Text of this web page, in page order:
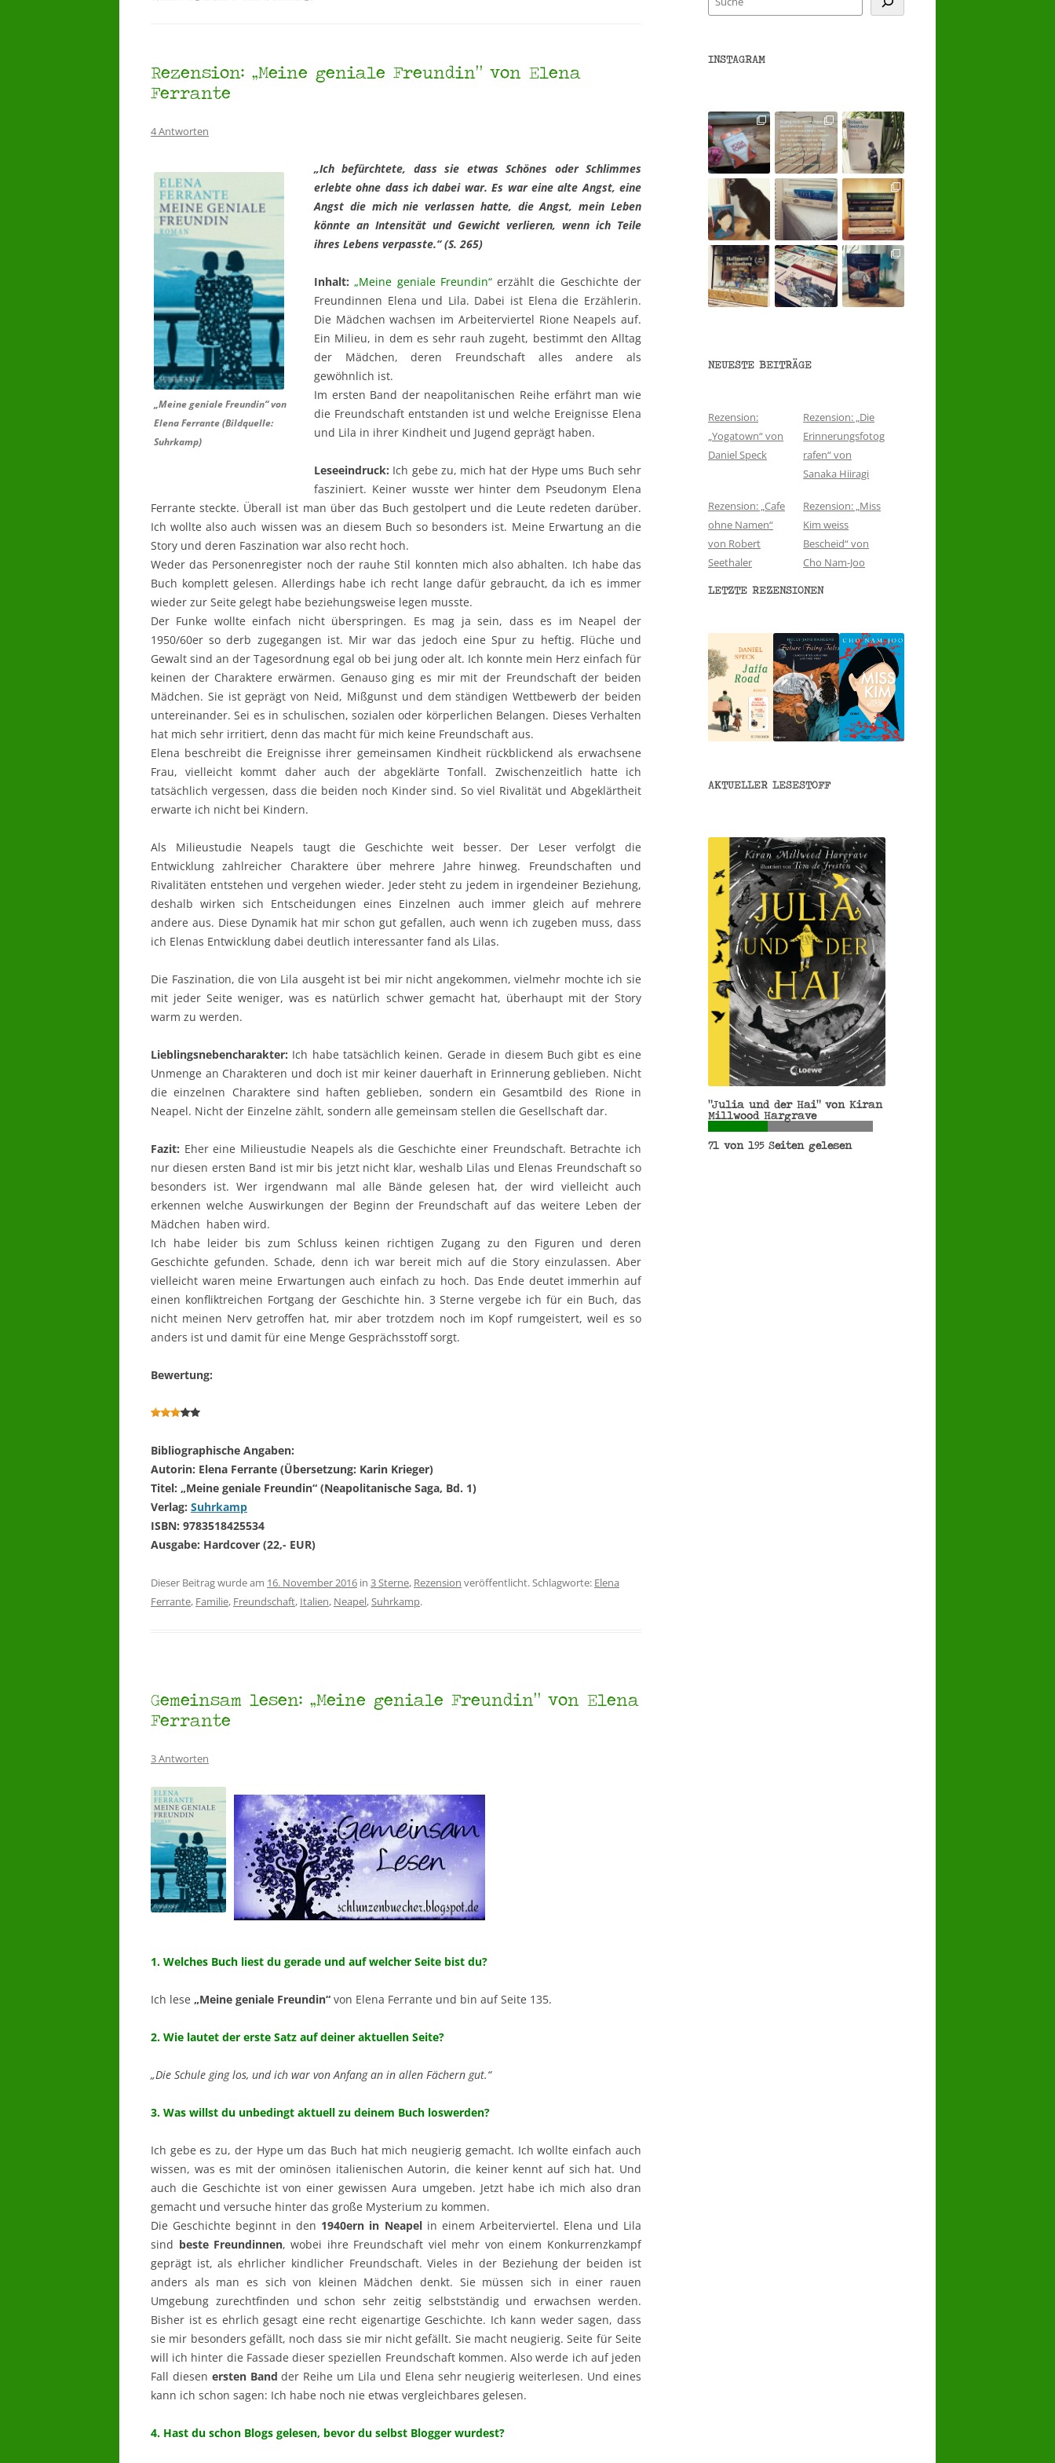
Rezension: „Meine geniale Freundin“ von Elena
Ferrante
4 Antworten
„Meine geniale Freundin“ von
Elena Ferrante (Bildquelle:
Suhrkamp)
„Ich befürchtete, dass sie etwas Schönes oder Schlimmes
erlebte ohne dass ich dabei war. Es war eine alte Angst, eine
Angst die mich nie verlassen hatte, die Angst, mein Leben
könnte an Intensität und Gewicht verlieren, wenn ich Teile
ihres Lebens verpasste.“ (S. 265)
Inhalt: „Meine geniale Freundin“erzählt die Geschichte der
Freundinnen Elena und Lila. Dabei ist Elena die Erzählerin.
Die Mädchen wachsen im Arbeiterviertel Rione Neapels auf.
Ein Milieu, in dem es sehr rauh zugeht, bestimmt den Alltag
der Mädchen, deren Freundschaft alles andere als
gewöhnlich ist.
Im ersten Band der neapolitanischen Reihe erfährt man wie
die Freundschaft entstanden ist und welche Ereignisse Elena
und Lila in ihrer Kindheit und Jugend geprägt haben.
Leseeindruck: Ich gebe zu, mich hat der Hype ums Buch sehr
fasziniert. Keiner wusste wer hinter dem Pseudonym Elena
Ferrante steckte. Überall ist man über das Buch gestolpert und die Leute redeten darüber.
Ich wollte also auch wissen was an diesem Buch so besonders ist. Meine Erwartung an die
Story und deren Faszination war also recht hoch.
Weder das Personenregister noch der rauhe Stil konnten mich also abhalten. Ich habe das
Buch komplett gelesen. Allerdings habe ich recht lange dafür gebraucht, da ich es immer
wieder zur Seite gelegt habe beziehungsweise legen musste.
Der Funke wollte einfach nicht überspringen. Es mag ja sein, dass es im Neapel der
1950/60er so derb zugegangen ist. Mir war das jedoch eine Spur zu heftig. Flüche und
Gewalt sind an der Tagesordnung egal ob bei jung oder alt. Ich konnte mein Herz einfach für
keinen der Charaktere erwärmen. Genauso ging es mir mit der Freundschaft der beiden
Mädchen. Sie ist geprägt von Neid, Mißgunst und dem ständigen Wettbewerb der beiden
untereinander. Sei es in schulischen, sozialen oder körperlichen Belangen. Dieses Verhalten
hat mich sehr irritiert, denn das macht für mich keine Freundschaft aus.
Elena beschreibt die Ereignisse ihrer gemeinsamen Kindheit rückblickend als erwachsene
Frau, vielleicht kommt daher auch der abgeklärte Tonfall. Zwischenzeitlich hatte ich
tatsächlich vergessen, dass die beiden noch Kinder sind. So viel Rivalität und Abgeklärtheit
erwarte ich nicht bei Kindern.
Als Milieustudie Neapels taugt die Geschichte weit besser. Der Leser verfolgt die
Entwicklung zahlreicher Charaktere über mehrere Jahre hinweg. Freundschaften und
Rivalitäten entstehen und vergehen wieder. Jeder steht zu jedem in irgendeiner Beziehung,
deshalb wirken sich Entscheidungen eines Einzelnen auch immer gleich auf mehrere
andere aus. Diese Dynamik hat mir schon gut gefallen, auch wenn ich zugeben muss, dass
ich Elenas Entwicklung dabei deutlich interessanter fand als Lilas.
Die Faszination, die von Lila ausgeht ist bei mir nicht angekommen, vielmehr mochte ich sie
mit jeder Seite weniger, was es natürlich schwer gemacht hat, überhaupt mit der Story
warm zu werden.
Lieblingsnebencharakter: Ich habe tatsächlich keinen. Gerade in diesem Buch gibt es eine
Unmenge an Charakteren und doch ist mir keiner dauerhaft in Erinnerung geblieben. Nicht
die einzelnen Charaktere sind haften geblieben, sondern ein Gesamtbild des Rione in
Neapel. Nicht der Einzelne zählt, sondern alle gemeinsam stellen die Gesellschaft dar.
Fazit: Eher eine Milieustudie Neapels als die Geschichte einer Freundschaft. Betrachte ich
nur diesen ersten Band ist mir bis jetzt nicht klar, weshalb Lilas und Elenas Freundschaft so
besonders ist. Wer irgendwann mal alle Bände gelesen hat, der wird vielleicht auch
erkennen welche Auswirkungen der Beginn der Freundschaft auf das weitere Leben der
Mädchen haben wird.
Ich habe leider bis zum Schluss keinen richtigen Zugang zu den Figuren und deren
Geschichte gefunden. Schade, denn ich war bereit mich auf die Story einzulassen. Aber
vielleicht waren meine Erwartungen auch einfach zu hoch. Das Ende deutet immerhin auf
einen konfliktreichen Fortgang der Geschichte hin. 3 Sterne vergebe ich für ein Buch, das
nicht meinen Nerv getroffen hat, mir aber trotzdem noch im Kopf rumgeistert, weil es so
anders ist und damit für eine Menge Gesprächsstoff sorgt.
Bewertung:
Bibliographische Angaben:
Autorin: Elena Ferrante (Übersetzung: Karin Krieger)
Titel: „Meine geniale Freundin“ (Neapolitanische Saga, Bd. 1)
Verlag: Suhrkamp
ISBN: 9783518425534
Ausgabe: Hardcover (22,- EUR)
Dieser Beitrag wurde am 16. November 2016 in 3 Sterne, Rezension veröffentlicht. Schlagworte: Elena
Ferrante, Familie, Freundschaft, Italien, Neapel, Suhrkamp.
Gemeinsam lesen: „Meine geniale Freundin“ von Elena
Ferrante
3 Antworten
1. Welches Buch liest du gerade und auf welcher Seite bist du?
Ich lese „Meine geniale Freundin“ von Elena Ferrante und bin auf Seite 135.
2. Wie lautet der erste Satz auf deiner aktuellen Seite?
„Die Schule ging los, und ich war von Anfang an in allen Fächern gut.“
3. Was willst du unbedingt aktuell zu deinem Buch loswerden?
Ich gebe es zu, der Hype um das Buch hat mich neugierig gemacht. Ich wollte einfach auch
wissen, was es mit der ominösen italienischen Autorin, die keiner kennt auf sich hat. Und
auch die Geschichte ist von einer gewissen Aura umgeben. Jetzt habe ich mich also dran
gemacht und versuche hinter das große Mysterium zu kommen.
Die Geschichte beginnt in den 1940ern in Neapelin einem Arbeiterviertel. Elena und Lila
sind beste Freundinnen, wobei ihre Freundschaft viel mehr von einem Konkurrenzkampf
geprägt ist, als ehrlicher kindlicher Freundschaft. Vieles in der Beziehung der beiden ist
anders als man es sich von kleinen Mädchen denkt. Sie müssen sich in einer rauen
Umgebung zurechtfinden und schon sehr zeitig selbstständig und erwachsen werden.
Bisher ist es ehrlich gesagt eine recht eigenartige Geschichte. Ich kann weder sagen, dass
sie mir besonders gefällt, noch dass sie mir nicht gefällt. Sie macht neugierig. Seite für Seite
will ich hinter die Fassade dieser speziellen Freundschaft kommen. Also werde ich auf jeden
Fall diesen ersten Band der Reihe um Lila und Elena sehr neugierig weiterlesen. Und eines
kann ich schon sagen: Ich habe noch nie etwas vergleichbares gelesen.
4. Hast du schon Blogs gelesen, bevor du selbst Blogger wurdest?
INSTAGRAM
NEUESTE BEITRÄGE
Rezension:
„Yogatown“ von
Daniel Speck
Rezension: „Die
Erinnerungsfotog
rafen“ von
Sanaka Hiiragi
Rezension: „Cafe
ohne Namen“
von Robert
Seethaler
Rezension: „Miss
Kim weiss
Bescheid“ von
Cho Nam-Joo
LETZTE REZENSIONEN
AKTUELLER LESESTOFF
"Julia und der Hai" von Kiran
Millwood Hargrave
71 von 195 Seiten gelesen